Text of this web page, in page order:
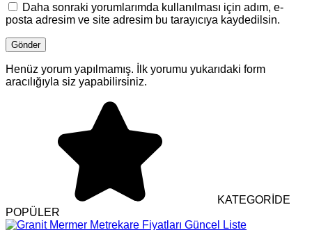
Daha sonraki yorumlarımda kullanılması için adım, e-
posta adresim ve site adresim bu tarayıcıya kaydedilsin.
Henüz yorum yapılmamış. İlk yorumu yukarıdaki form
aracılığıyla siz yapabilirsiniz.
KATEGORİDE
POPÜLER